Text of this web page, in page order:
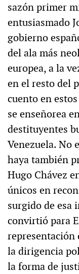
sazón primer
entusiasmado
gobierno
del ala más
europea, a la
en el resto del
cuento en
se enseñorea
destituyentes
Venezuela. No
haya también
Hugo Chávez
únicos en
surgido de esa
convirtió para
representación
la dirigencia
la forma de